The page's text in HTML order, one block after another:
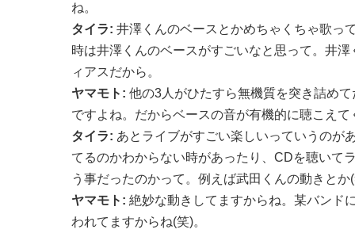
ね。
タイラ: 井澤くんのベースとかめちゃくちゃ歌っ
時は井澤くんのベースがすごいなと思って。井
ィアスだから。
ヤマモト: 他の3人がひたすら無機質を突き詰め
ですよね。だからベースの音が有機的に聴こえ
タイラ: あとライブがすごい楽しいっていうのが
てるのかわからない時があったり、CDを聴いて
う事だったのかって。例えば武田くんの動きとか
ヤマモト: 絶妙な動きしてますからね。某バンド
われてますからね(笑)。